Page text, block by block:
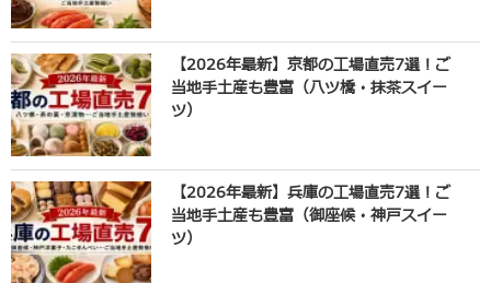
【2026年最新】京都の工場直売7選！ご
当地手土産も豊富（八ツ橋・抹茶スイー
ツ）
【2026年最新】兵庫の工場直売7選！ご
当地手土産も豊富（御座候・神戸スイー
ツ）